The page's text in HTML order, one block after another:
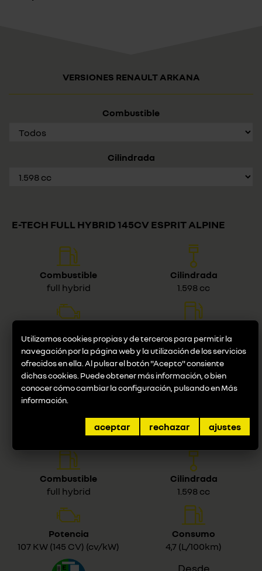
VERSIONES RENAULT ARKANA
Combustible
Cilindrada
E-TECH FULL HYBRID 145CV ESPRIT ALPINE
Combustible
full hybrid
Cilindrada
1.598 cc
107 KW (145 CV) (cv/kW)
4,9 (L/100km)
Desde
35.620 €
E-TECH FULL HYBRID 145CV EVOLUTION
Combustible
full hybrid
Cilindrada
1.598 cc
Potencia
107 KW (145 CV) (cv/kW)
Consumo
4,7 (L/100km)
Desde
Utilizamos cookies propias y de terceros para permitir la
navegación por la página web y la utilización de los servicios
ofrecidos en ella. Al pulsar el botón "Acepto" consiente
dichas cookies. Puede obtener más información, o bien
conocer cómo cambiar la configuración, pulsando enMás
información
aceptar rechazar ajustes